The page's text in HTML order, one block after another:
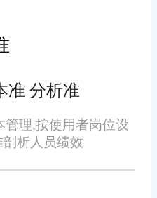
能力。
生成
的重要组成
需要生成各种
售报告、库存
。这些报告不
准 分析准
理,按使用者岗位设
析人员绩效